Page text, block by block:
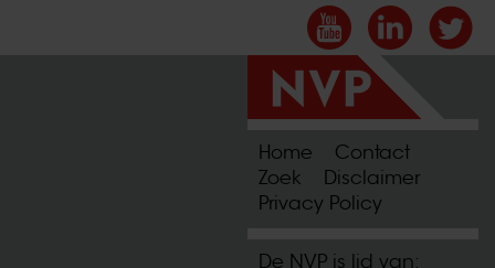
Home
Contact
Zoek
Disclaimer
Privacy Policy
De NVP is lid van: